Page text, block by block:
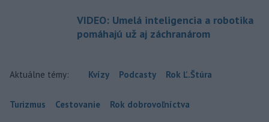
VIDEO: Umelá inteligencia a robotika
pomáhajú už aj záchranárom
Aktuálne témy: Kvízy Podcasty Rok Ľ.Štúra
Turizmus Cestovanie Rok dobrovoľníctva